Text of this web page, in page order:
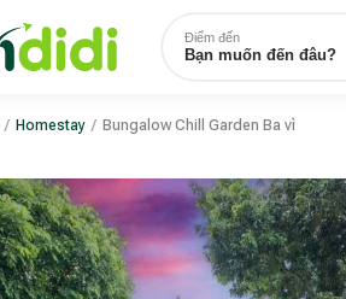
Điểm đến
Bạn muốn đến đâu?
/ Homestay / Bungalow Chill Garden Ba vì